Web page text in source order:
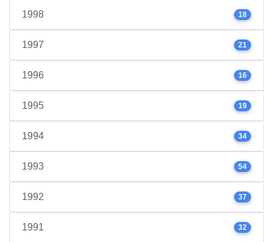
1998 18
1997 21
1996 16
1995 19
1994 34
1993 54
1992 37
1991 32